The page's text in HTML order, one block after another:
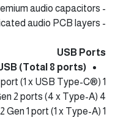
- Premium audio capacitors
- Dedicated audio PCB layers
USB Ports
(Total 8 ports)
1 x USB 3.2 Gen 2x2 port (1 x USB Type-C®)
4 x USB 3.2 Gen 2 ports (4 x Type-A)
1 x USB 3.2 Gen 1 port (1 x Type-A)